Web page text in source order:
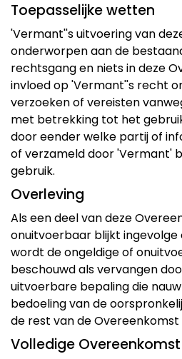
Toepasselijke wetten
'Vermant''s uitvoering van
onderworpen aan de
rechtsgang en niets in deze
invloed op 'Vermant''s recht
verzoeken of vereisten
met betrekking tot het
door eender welke partij of
of verzameld door 'Vermant'
gebruik.
Overleving
Als een deel van deze
onuitvoerbaar blijkt ingevolge
wordt de ongeldige of
beschouwd als vervangen
uitvoerbare bepaling die
bedoeling van de
de rest van de
Volledige Overeenkomst